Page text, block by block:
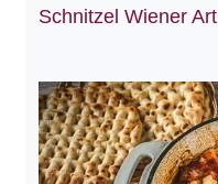
Schnitzel Wiener